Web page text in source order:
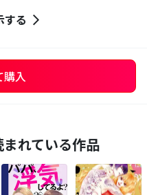
する
購入
れている作品